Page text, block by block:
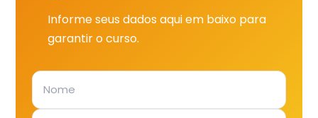
Informe seus dados aqui em baixo para
garantir o curso.